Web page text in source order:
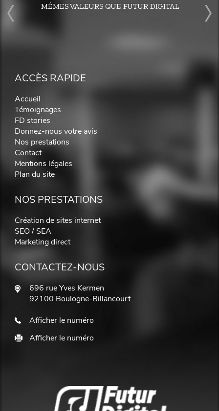
MÊMES VALEURS QUE FUTUR DIGITAL
ACCÈS RAPIDE
Accueil
Témoignages
FD stories
Donnez-nous votre avis
Nos prestations
Contact
Mentions légales
Plan du site
NOS PRESTATIONS
Création de sites internet
SEO / SEA
Marketing direct
CONTACTEZ-NOUS
696 rue Yves Kermen
92100 Boulogne-Billancourt
Afficher le numéro
Afficher le numéro